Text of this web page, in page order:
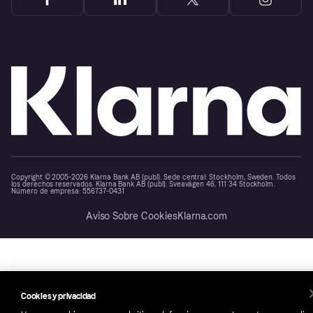
Copyright © 2005-2026 Klarna Bank AB (publ). Sede central: Stockholm, Sweden. Todos
los derechos reservados. Klarna Bank AB (publ). Sveavägen 46, 111 34 Stockholm.
Número de empresa: 556737-0431
Aviso Sobre CookiesKlarna.com
Cookies y privacidad